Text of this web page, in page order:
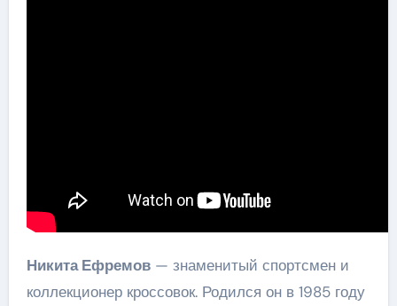
Никита Ефремов— знаменитый спортсмен и
коллекционер кроссовок. Родился он в 1985 году